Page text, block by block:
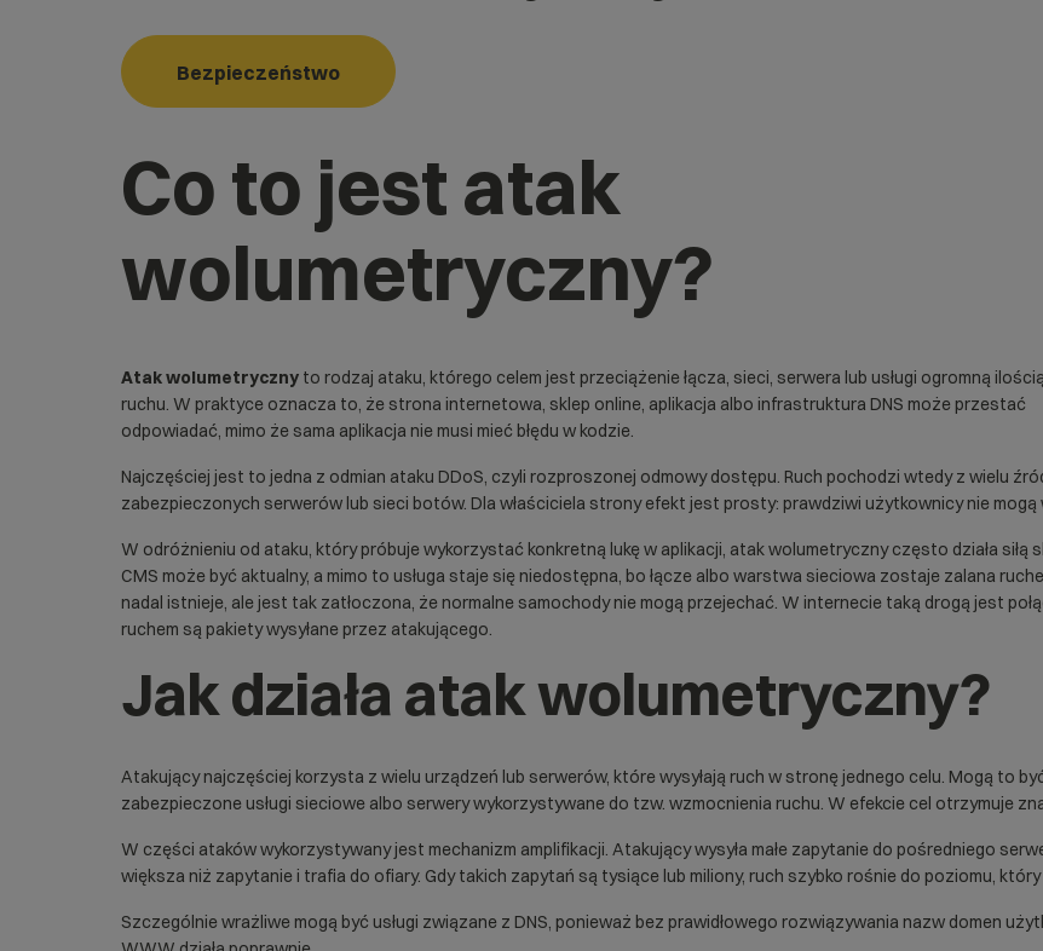
Bezpieczeństwo
Co to jest atak
wolumetryczny?
Atak wolumetryczny to rodzaj ataku, którego celem jest przeciążenie łącza, sieci, serwera lub usługi ogromną ilością
ruchu. W praktyce oznacza to, że strona internetowa, sklep online, aplikacja albo infrastruktura DNS może przestać
odpowiadać, mimo że sama aplikacja nie musi mieć błędu w kodzie.
Najczęściej jest to jedna z odmian ataku DDoS, czyli rozproszonej odmowy dostępu. Ruch pochodzi wtedy z wielu
zabezpieczonych serwerów lub sieci botów. Dla właściciela strony efekt jest prosty: prawdziwi użytkownicy nie
W odróżnieniu od ataku, który próbuje wykorzystać konkretną lukę w aplikacji, atak wolumetryczny często działa siłą
CMS może być aktualny, a mimo to usługa staje się niedostępna, bo łącze albo warstwa sieciowa zostaje zalana
nadal istnieje, ale jest tak zatłoczona, że normalne samochody nie mogą przejechać. W internecie taką drogą jest
ruchem są pakiety wysyłane przez atakującego.
Jak działa atak wolumetryczny?
Atakujący najczęściej korzysta z wielu urządzeń lub serwerów, które wysyłają ruch w stronę jednego celu. Mogą to
zabezpieczone usługi sieciowe albo serwery wykorzystywane do tzw. wzmocnienia ruchu. W efekcie cel otrzymuje
W części ataków wykorzystywany jest mechanizm amplifikacji. Atakujący wysyła małe zapytanie do pośredniego
większa niż zapytanie i trafia do ofiary. Gdy takich zapytań są tysiące lub miliony, ruch szybko rośnie do poziomu,
Szczególnie wrażliwe mogą być usługi związane z DNS, ponieważ bez prawidłowego rozwiązywania nazw domen